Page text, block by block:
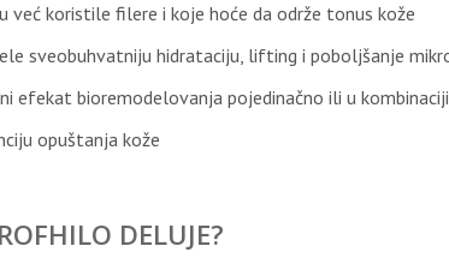
već koristile filere i koje hoće da održe tonus kože
sveobuhvatniju hidrataciju, lifting i poboljšanje
efekat bioremodelovanja pojedinačno ili u
opuštanja kože
DELUJE?